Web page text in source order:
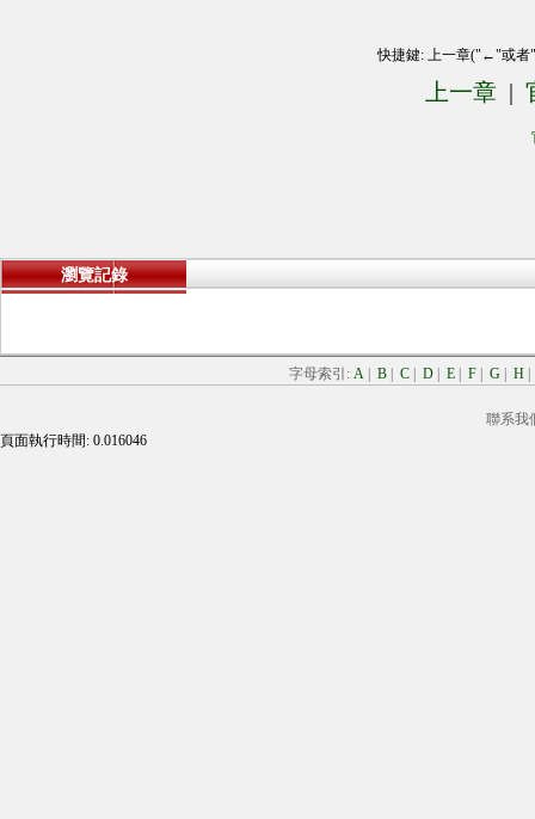
快捷鍵: 上一章("←"或
上一章 |
瀏覽記錄
字母索引: A B C D E F G H
聯系我
頁面執行時間: 0.016046